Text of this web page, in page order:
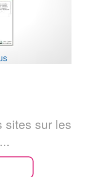
sites sur les